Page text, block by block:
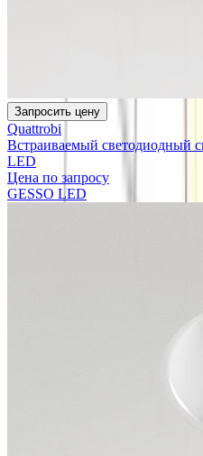
Запросить цену
Quattrobi
Встраиваемый светодиодный
LED
Цена по запросу
GESSO LED